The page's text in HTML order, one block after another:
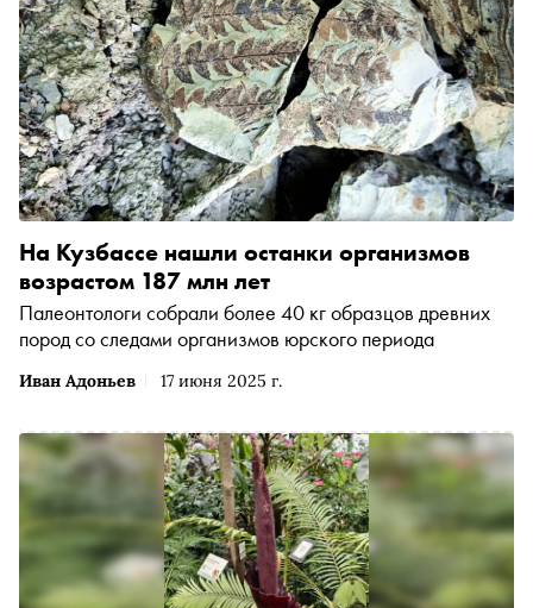
Иван Адоньев 17 июня 2025 г.
На Кузбассе нашли останки организмов
возрастом 187 млн лет
Палеонтологи собрали более 40 кг образцов древних
пород со следами организмов юрского периода